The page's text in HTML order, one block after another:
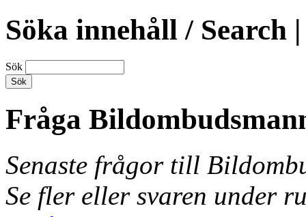
Söka innehåll / Search
Sök
Fråga
Senaste frågor till
Se fler eller svaren under